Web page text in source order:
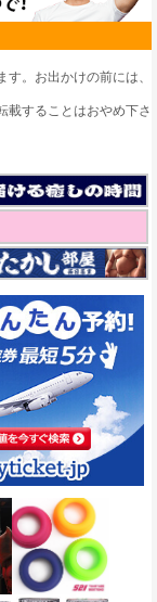
。お出かけの前には、
載することはおやめ下さ